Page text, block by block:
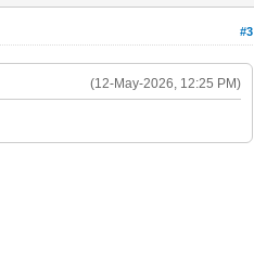
#3
(12-May-2026, 12:25 PM)